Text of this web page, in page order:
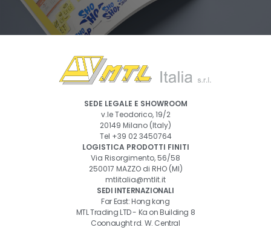
SEDE LEGALE E SHOWROOM
v.le Teodorico, 19/2
20149 Milano (Italy)
Tel +39 02 3450764
LOGISTICA PRODOTTI FINITI
Via Risorgimento, 56/58
250017 MAZZO di RHO (MI)
mtlitalia@mtlit.it
SEDI INTERNAZIONALI
Far East: Hong kong
MTL Trading LTD - Ka on Building 8
Coonaught rd. W. Central